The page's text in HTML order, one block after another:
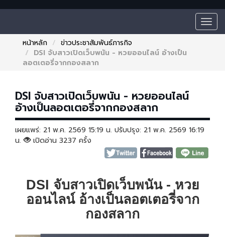
หน้าหลัก
ข่าวประชาสัมพันธ์ภารกิจ
DSI จับสาวเปิดเว็บพนัน - หวยออนไลน์ อ้างเป็น
ลอตเตอรี่จากกองสลาก
DSI จับสาวเปิดเว็บพนัน - หวยออนไลน์
อ้างเป็นลอตเตอรี่จากกองสลาก
เผยแพร่: 21 พ.ค. 2569 15:19 น. ปรับปรุง: 21 พ.ค. 2569 16:19
น.
เปิดอ่าน 3237 ครั้ง
DSI จับสาวเปิดเว็บพนัน - หวย
ออนไลน์ อ้างเป็นลอตเตอรี่จาก
กองสลาก